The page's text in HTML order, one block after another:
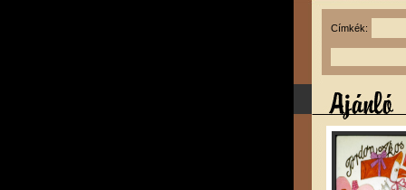
Címkék: